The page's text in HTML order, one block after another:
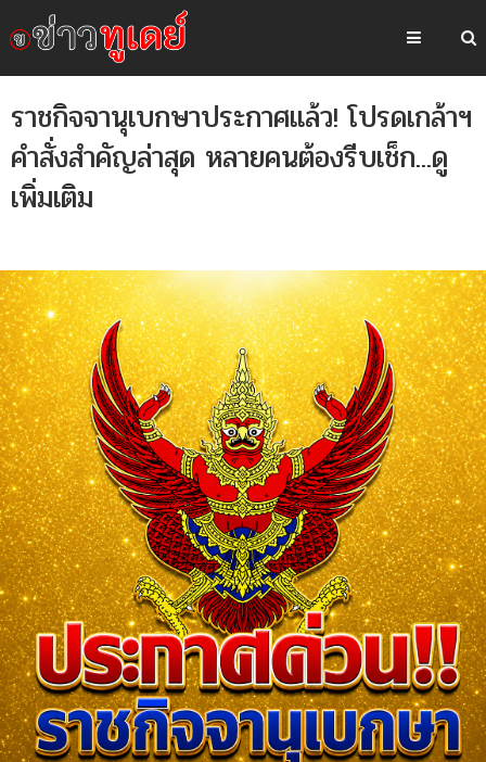
ราชกิจจานุเบกษาประกาศแล้ว! โปรดเกล้าฯ
คำสั่งสำคัญล่าสุด หลายคนต้องรีบเช็ก...ดู
เพิ่มเติม